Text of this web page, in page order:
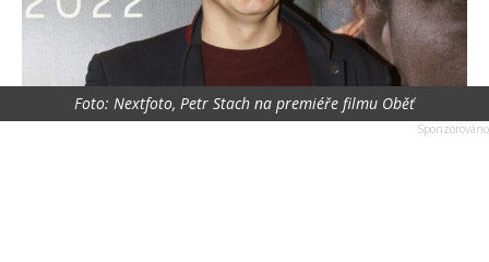
Foto: Nextfoto, Petr Stach na premiéře filmu Oběť